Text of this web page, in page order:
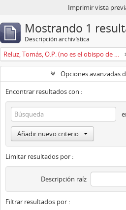
Imprimir vista
Mostrando 1
Descripción archivística
Reluz, Tomás, O.P. (no es el obispo de Oviedo)
Opciones avanzadas
Encontrar resultados con :
Añadir nuevo criterio
Limitar resultados por :
Descripción raíz
Filtrar resultados por :